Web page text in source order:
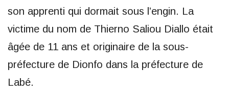
son apprenti qui dormait sous l’engin. La
victime du nom de Thierno Saliou Diallo était
âgée de 11 ans et originaire de la sous-
préfecture de Dionfo dans la préfecture de
Labé.